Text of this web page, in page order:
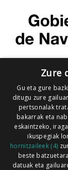
Zure
Gu eta gure
ditugu zure
pertsonalak
bakarrak eta
eskaintzeko,
ikuspegiak
hornitzaileek (4)
beste
datuak eta